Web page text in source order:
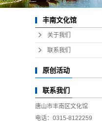
丰南文化馆
关于我们
联系我们
原创活动
联系我们
唐山市丰南区文化馆
电话：0315-8122259